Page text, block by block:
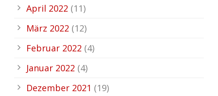
April 2022 (11)
März 2022 (12)
Februar 2022 (4)
Januar 2022 (4)
Dezember 2021 (19)